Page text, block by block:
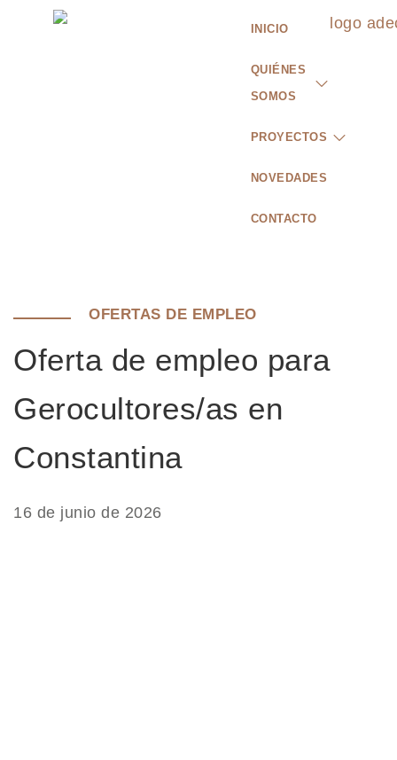
INICIO
QUIÉNES
SOMOS
PROYECTOS
NOVEDADES
CONTACTO
OFERTAS DE EMPLEO
Oferta de empleo para
Gerocultores/as en
Constantina
16 de junio de 2026